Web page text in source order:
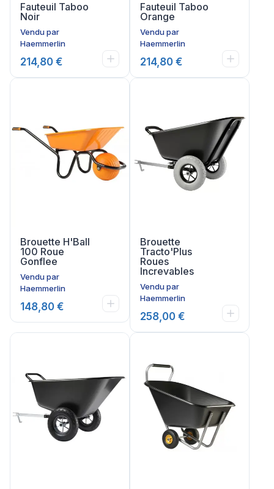
Fauteuil Taboo
Noir
Vendu par
Haemmerlin
214,80 €
Fauteuil Taboo
Orange
Vendu par
Haemmerlin
214,80 €
Brouette H'Ball
100 Roue
Gonflee
Vendu par
Haemmerlin
148,80 €
Brouette
Tracto'Plus
Roues
Increvables
Vendu par
Haemmerlin
258,00 €